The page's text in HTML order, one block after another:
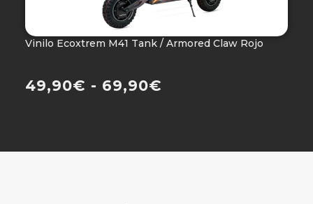
Vinilo Ecoxtrem M41 Tank / Armored Claw Rojo
49,90€ - 69,90€